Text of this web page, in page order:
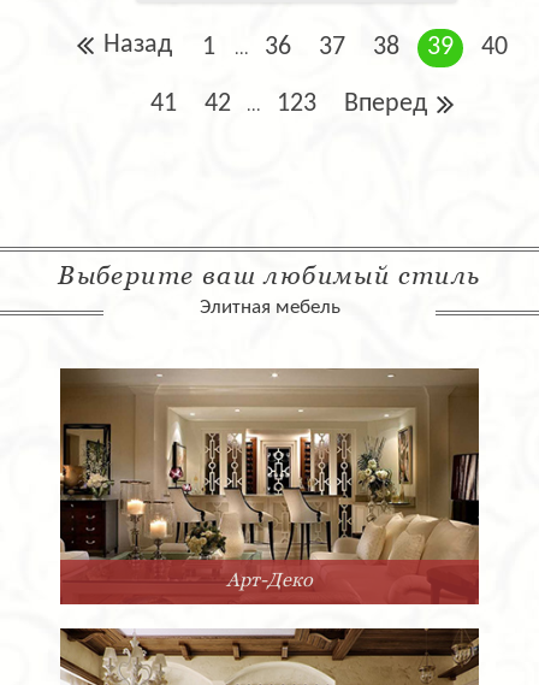
Назад 1 ... 36 37 38 39 40
41 42 ... 123 Вперед
Выберите ваш любимый стиль
Элитная мебель
Арт-Деко